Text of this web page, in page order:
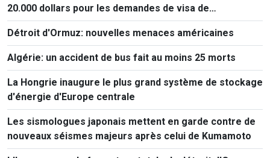
20.000 dollars pour les demandes de visa de
ressortissants de 50 pays
Détroit d'Ormuz: nouvelles menaces américaines
Algérie: un accident de bus fait au moins 25 morts
La Hongrie inaugure le plus grand système de stockage
d'énergie d'Europe centrale
Les sismologues japonais mettent en garde contre de
nouveaux séismes majeurs après celui de Kumamoto